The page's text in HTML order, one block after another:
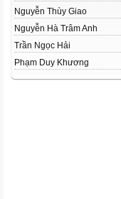
Nguyễn Thùy Giao
Nguyễn Hà Trâm Anh
Trần Ngọc Hải
Phạm Duy Khương